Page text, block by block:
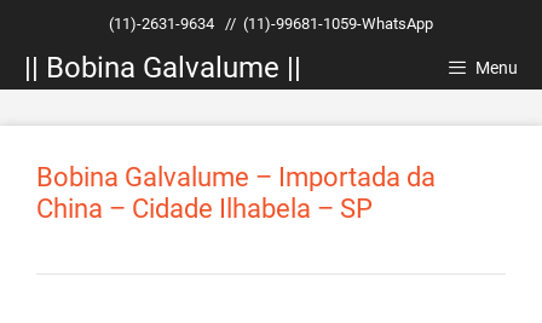
conteúdo
(11)-2631-9634 // (11)-99681-1059-WhatsApp
|| Bobina Galvalume || Menu
Bobina Galvalume – Importada da
China – Cidade Ilhabela – SP